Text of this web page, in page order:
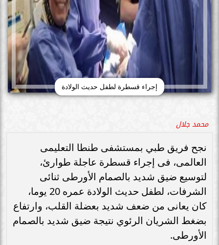
إجراء قسطرة لطفل حديث الولادة
محمد جلال
نجح فريق طبي بمستشفى طنطا التعليمى
العالمى، فى إجراء قسطرة عاجلة طوارئ،
لتوسيع ضيق شديد بالصمام الأورطى ثنائى
الشرفات، لطفل حديث الولادة عمره 20 يوما،
كان يعانى من ضعف شديد بعضلة القلب، وارتفاع
بضغط الشريان الرئوي نتيجة ضيق شديد بالصمام
الأورطى.